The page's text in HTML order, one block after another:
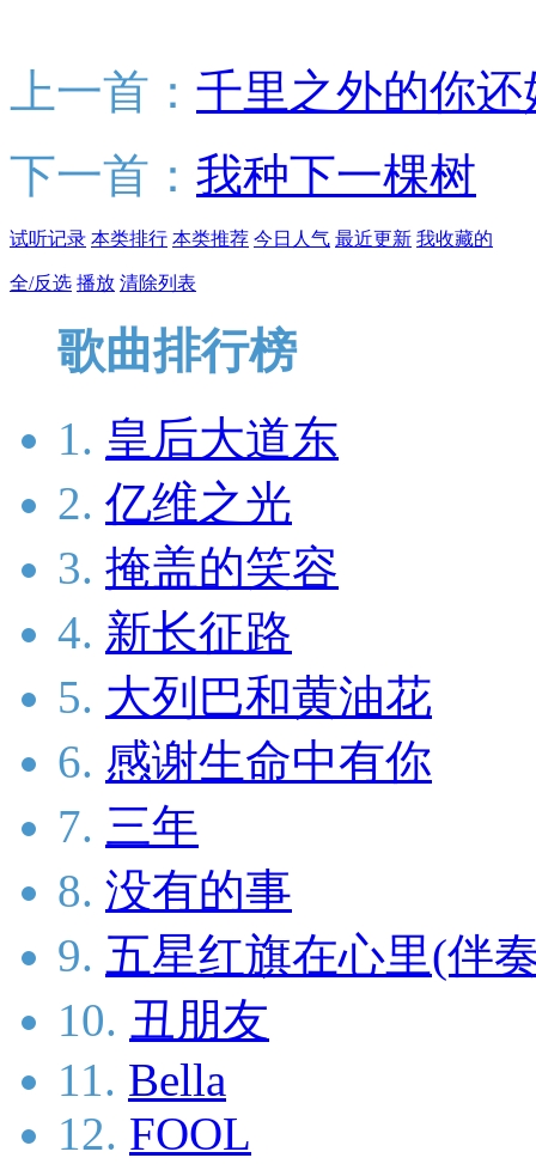
上一首： 千里之外的你还
下一首： 我种下一棵树
试听记录 本类排行 本类推荐 今日人气 最近更新 我收藏的
全/反选 播放 清除列表
歌曲排行榜
1. 皇后大道东
2. 亿维之光
3. 掩盖的笑容
4. 新长征路
5. 大列巴和黄油花
6. 感谢生命中有你
7. 三年
8. 没有的事
9. 五星红旗在心里(伴
10. 丑朋友
11. Bella
12. FOOL